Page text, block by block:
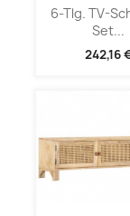
6-Tlg. TV-
Set...
242,16